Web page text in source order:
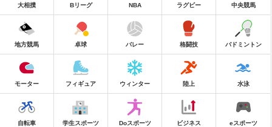
大相撲 Bリーグ NBA ラグビー 中央競馬
地方競馬 卓球 バレー 格闘技 バドミントン
モーター フィギュア ウィンター 陸上 水泳
自転車 学生スポーツ Doスポーツ ビジネス eスポーツ